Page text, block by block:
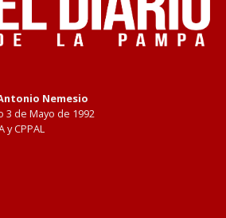
Nemesio
3 de Mayo de 1992
y CPPAL